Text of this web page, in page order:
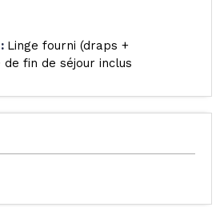
: Linge fourni (draps +
de fin de séjour inclus